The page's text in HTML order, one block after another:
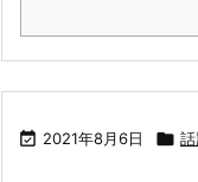
 2021年8月6日 